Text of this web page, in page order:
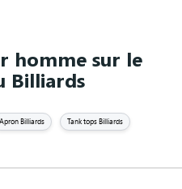
homme sur le
Billiards
Apron Billiards Tank tops Billiards